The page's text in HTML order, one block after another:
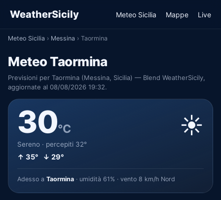
WeatherSicily Meteo Sicilia Mappe Live
Meteo Sicilia › Messina › Taormina
Meteo Taormina
Previsioni per Taormina (Messina, Sicilia) — Blend WeatherSicily,
aggiornate al 08/08/2026 19:32.
30°C
Sereno · percepiti 32°
↑ 35° ↓ 29°
☀️
Adesso a Taormina · umidità 61% · vento 8 km/h Nord